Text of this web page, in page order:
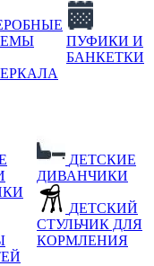
ПУФИКИ И
БАНКЕТКИ
ДЕТСКИЕ
ДИВАНЧИКИ
ДЕТСКИЙ
СТУЛЬЧИК ДЛЯ
КОРМЛЕНИЯ